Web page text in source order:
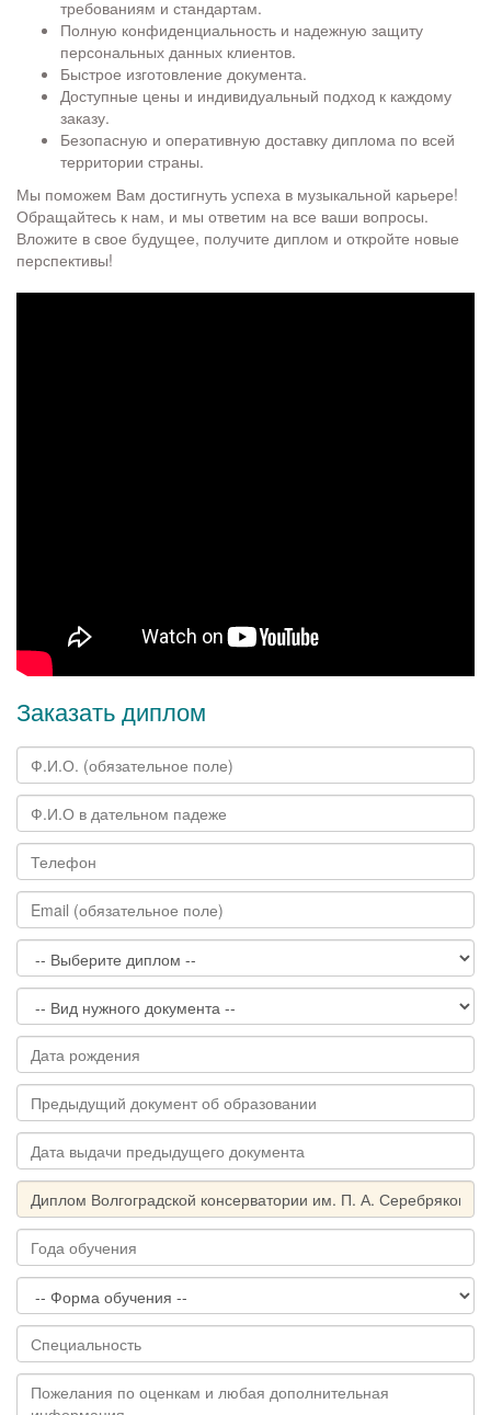
требованиям и стандартам.
Полную конфиденциальность и надежную защиту
персональных данных клиентов.
Быстрое изготовление документа.
Доступные цены и индивидуальный подход к каждому
заказу.
Безопасную и оперативную доставку диплома по всей
территории страны.
Мы поможем Вам достигнуть успеха в музыкальной карьере!
Обращайтесь к нам, и мы ответим на все ваши вопросы.
Вложите в свое будущее, получите диплом и откройте новые
перспективы!
Заказать диплом